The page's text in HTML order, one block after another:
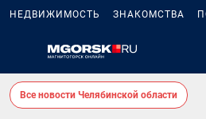
НЕДВИЖИМОСТЬ ЗНАКОМСТВА
Все новости Челябинской области